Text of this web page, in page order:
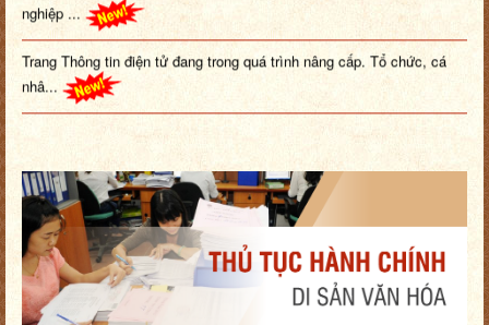
Trang Thông tin điện tử đang trong quá trình nâng cấp. Tổ chức, cá
nhâ...